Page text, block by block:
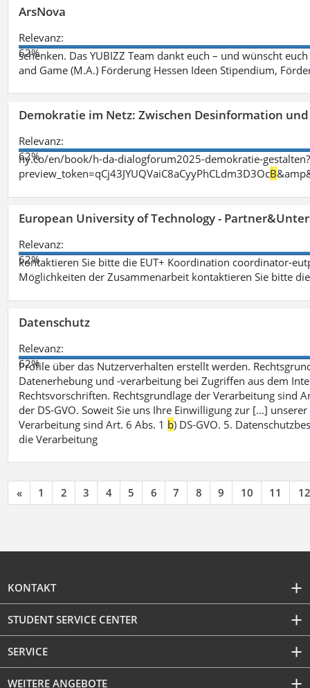
ArsNova
Relevanz:
62%
schenken. Das YUBIZZ Team dankt euch – und wünscht
and Game (M.A.) Förderung Hessen Ideen Stipendium,
Demokratie im Netz: Zwischen Desinformation
Relevanz:
62%
ny.co/en/book/h-da-dialogforum2025-demokratie-gestalten?
preview_token=qCj43JYUQVaiC8aCyyPhCLdm3D3OcB
European University of Technology -
Relevanz:
62%
kontaktieren Sie bitte die EUT+ Koordination coordinator-
Möglichkeiten der Zusammenarbeit kontaktieren Sie bitte
Datenschutz
Relevanz:
62%
Profile über das Nutzerverhalten erstellt werden.
Datenerhebung und -verarbeitung bei Zugriffen aus dem
Rechtsvorschriften. Rechtsgrundlage der Verarbeitung sind
der DS-GVO. Soweit Sie uns Ihre Einwilligung zur [...]
Verarbeitung sind Art. 6 Abs. 1 b) DS-GVO. 5.
die Verarbeitung
« 1 2 3 4 5 6 7 8 9 10 11 12
KONTAKT
STUDENT SERVICE CENTER
SERVICE
WEITERE ANGEBOTE